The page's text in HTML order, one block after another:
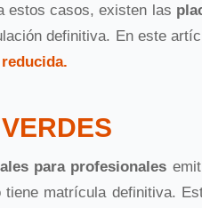
estos casos, existen las
definitiva. En este
para profesionales
matrícula definitiva.